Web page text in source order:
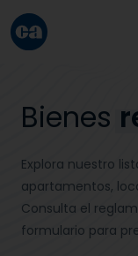
Bienes
Explora nuestro
apartamentos,
Consulta el
formulario para